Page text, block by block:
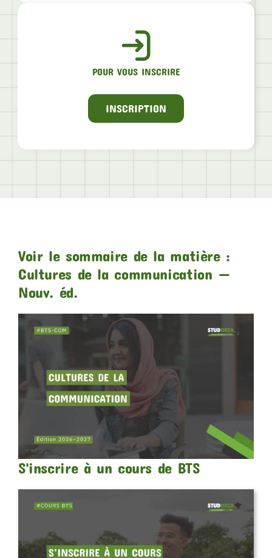
POUR VOUS INSCRIRE
INSCRIPTION
Voir le sommaire de la matière :
Cultures de la communication —
Nouv. éd.
S'inscrire à un cours de BTS